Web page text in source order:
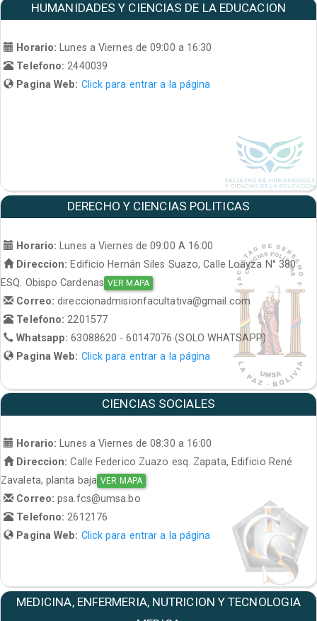
HUMANIDADES Y CIENCIAS DE LA EDUCACION
Horario: Lunes a Viernes de 09:00 a 16:30
Telefono:2440039
Pagina Web: Click para entrar a la página
DERECHO Y CIENCIAS POLITICAS
Horario:
Lunes a Viernes de 09:00 A 16:00
Direccion: Edificio Hernán Siles Suazo, Calle Loayza N° 380
ESQ. Obispo Cardenas VER MAPA
Correo:direccionadmisionfacultativa@gmail.com
Telefono: 2201577
Whatsapp:63088620 - 60147076 (SOLO WHATSAPP)
Pagina Web: Click para entrar a la página
CIENCIAS SOCIALES
Horario:
Lunes a Viernes de 08:30 a 16:00
Direccion: Calle Federico Zuazo esq. Zapata, Edificio René
Zavaleta, planta baja VER MAPA
Correo:psa.fcs@umsa.bo
Telefono: 2612176
Pagina Web: Click para entrar a la página
MEDICINA, ENFERMERIA, NUTRICION Y TECNOLOGIA